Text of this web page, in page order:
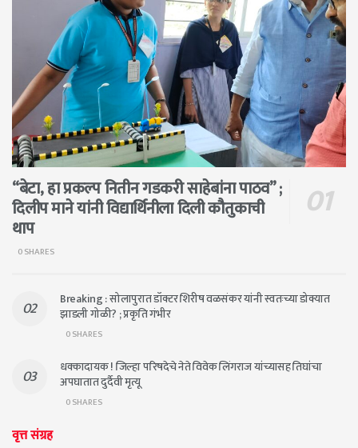
“बेटा, हा प्रकल्प नितीन गडकरी साहेबांना पाठव” ;
दिलीप माने यांनी विद्यार्थिनीला दिली कौतुकाची
थाप
0 SHARES
Breaking : सोलापुरात डॉक्टर शिरीष वळसंकर यांनी स्वतःच्या डोक्यात
झाडली गोळी? ; प्रकृति गंभीर
0 SHARES
धक्कादायक ! जिल्हा परिषदेचे नेते विवेक लिंगराज यांच्यासह तिघांचा
अपघातात दुर्दैवी मृत्यू
0 SHARES
वृत्त संग्रह